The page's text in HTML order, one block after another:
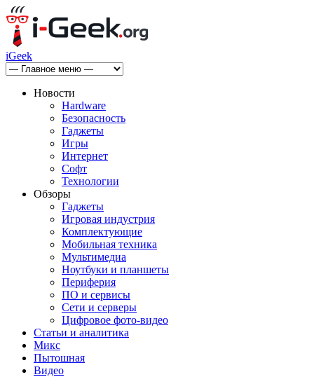
iGeek
Новости
Hardware
Безопасность
Гаджеты
Игры
Интернет
Софт
Технологии
Обзоры
Гаджеты
Игровая индустрия
Комплектующие
Мобильная техника
Мультимедиа
Ноутбуки и планшеты
Периферия
ПО и сервисы
Сети и серверы
Цифровое фото-видео
Статьи и аналитика
Микс
Пытошная
Видео